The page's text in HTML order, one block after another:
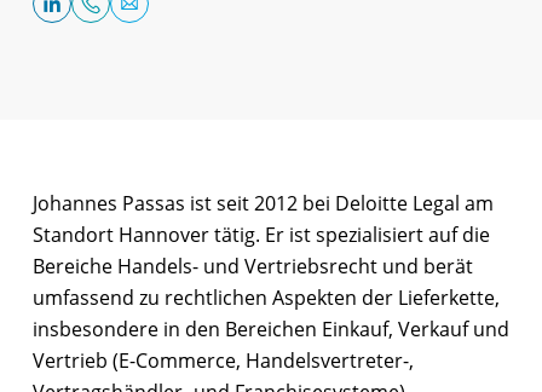
Johannes Passas ist seit 2012 bei Deloitte Legal am
Standort Hannover tätig. Er ist spezialisiert auf die
Bereiche Handels- und Vertriebsrecht und berät
umfassend zu rechtlichen Aspekten der Lieferkette,
insbesondere in den Bereichen Einkauf, Verkauf und
Vertrieb (E-Commerce, Handelsvertreter-,